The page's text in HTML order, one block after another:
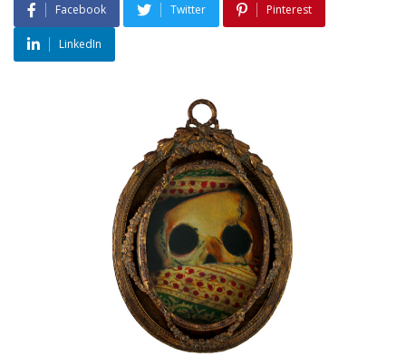
Facebook Twitter Pinterest
LinkedIn